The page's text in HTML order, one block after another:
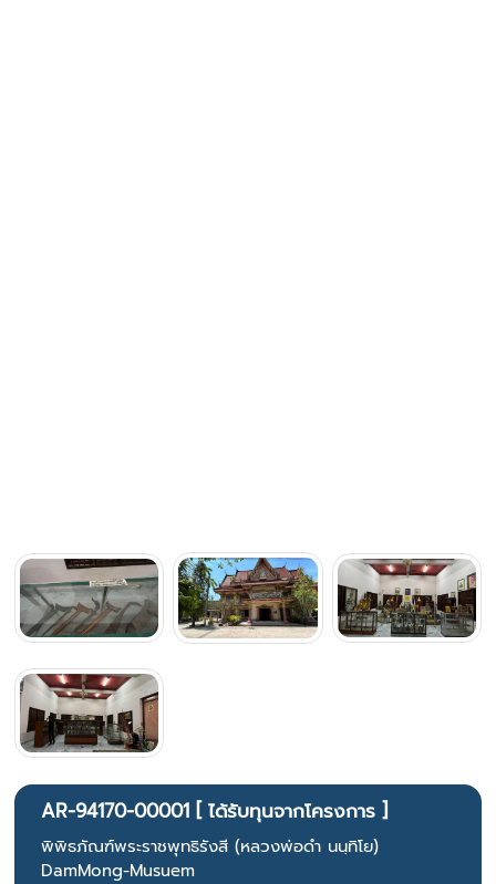
AR-94170-00001 [ ได้รับทุนจากโครงการ ]
พิพิธภัณฑ์พระราชพุทธิรังสี (หลวงพ่อดำ นนฺทิโย)
DamMong-Musuem